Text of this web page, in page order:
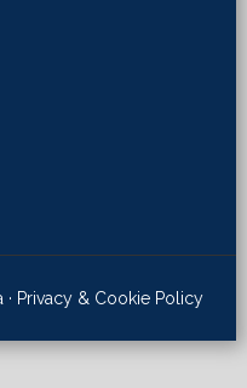
Privacy & Cookie Policy